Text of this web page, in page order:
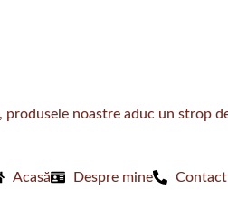
produsele noastre aduc un strop
Acasă Despre mine Contact